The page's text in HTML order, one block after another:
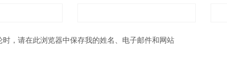
时，请在此浏览器中保存我的姓名、电子邮件和网站